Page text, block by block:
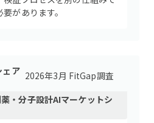
があります。
ェア 2026年3月 FitGap調査
・分子設計AIマーケットシ